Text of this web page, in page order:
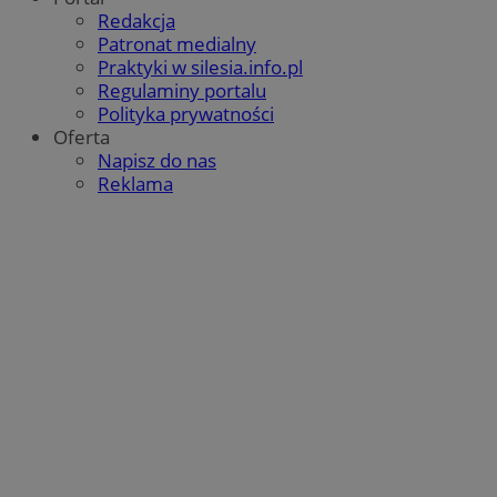
Redakcja
Patronat medialny
Praktyki w silesia.info.pl
Regulaminy portalu
Polityka prywatności
Oferta
Napisz do nas
Reklama